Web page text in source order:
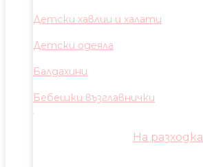
Детски хавлии и халати
Детски одеяла
Балдахини
Бебешки възглавнички
На разходка